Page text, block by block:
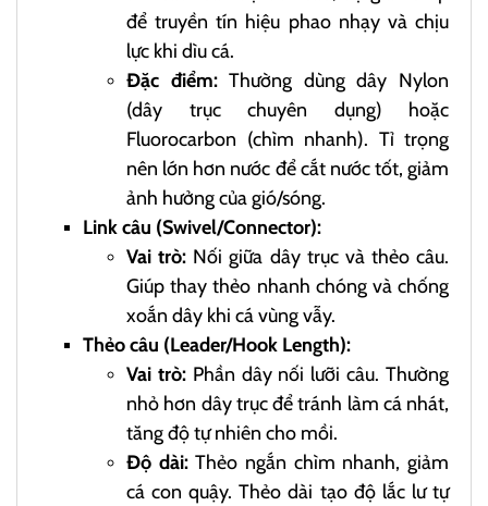
để truyền tín hiệu phao nhạy và chịu
lực khi dìu cá.
Đặc điểm:Thường dùng dây Nylon
(dây trục chuyên dụng) hoặc
Fluorocarbon (chìm nhanh). Tỉ trọng
nên lớn hơn nước để cắt nước tốt, giảm
ảnh hưởng của gió/sóng.
Link câu (Swivel/Connector):
Vai trò: Nối giữa dây trục và thẻo câu.
Giúp thay thẻo nhanh chóng và chống
xoắn dây khi cá vùng vẫy.
Thẻo câu (Leader/Hook Length):
Vai trò:Phần dây nối lưỡi câu. Thường
nhỏ hơn dây trục để tránh làm cá nhát,
tăng độ tự nhiên cho mồi.
Độ dài:Thẻo ngắn chìm nhanh, giảm
cá con quậy. Thẻo dài tạo độ lắc lư tự